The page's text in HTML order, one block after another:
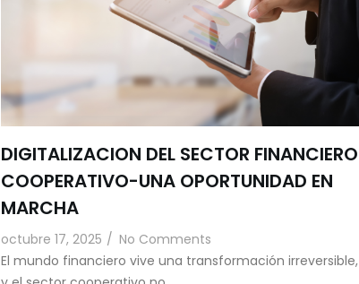
DIGITALIZACION DEL SECTOR FINANCIERO
COOPERATIVO-UNA OPORTUNIDAD EN
MARCHA
octubre 17, 2025 / No Comments
El mundo financiero vive una transformación irreversible,